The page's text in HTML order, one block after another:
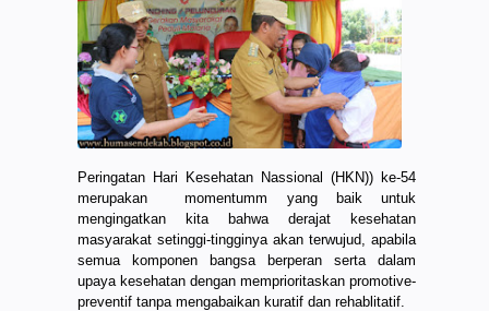
Peringatan Hari Kesehatan Nassional (HKN)) ke-54
merupakan momentumm yang baik untuk
mengingatkan kita bahwa derajat kesehatan
masyarakat setinggi-tingginya akan terwujud, apabila
semua komponen bangsa berperan serta dalam
upaya kesehatan dengan memprioritaskan promotive-
preventif tanpa mengabaikan kuratif dan rehablitatif.